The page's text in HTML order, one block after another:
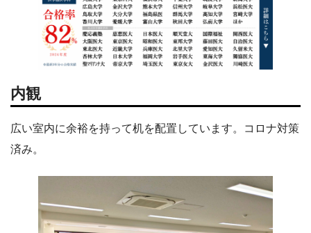
内観
広い室内に余裕を持って机を配置しています。コロナ対策
済み。